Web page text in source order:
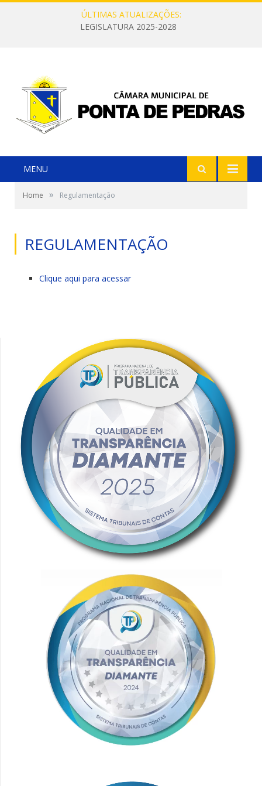
ÚLTIMAS ATUALIZAÇÕES:
LEGISLATURA 2025-2028
MENU
Home » Regulamentação
REGULAMENTAÇÃO
Clique aqui para acessar